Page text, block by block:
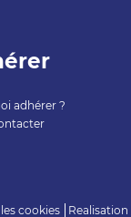
adhérer ?
cookies Realisation